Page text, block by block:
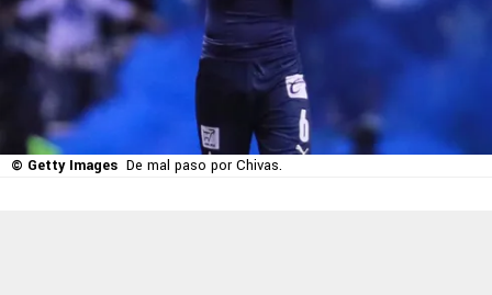
© Getty Images De mal paso por Chivas.